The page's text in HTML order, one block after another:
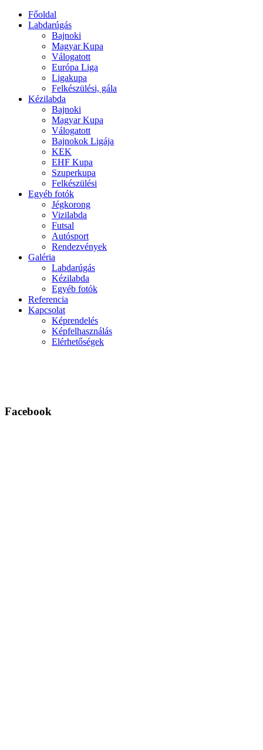
Főoldal
Labdarúgás
Bajnoki
Magyar Kupa
Válogatott
Európa Liga
Ligakupa
Felkészülési, gála
Kézilabda
Bajnoki
Magyar Kupa
Válogatott
Bajnokok Ligája
KEK
EHF Kupa
Szuperkupa
Felkészülési
Egyéb fotók
Jégkorong
Vizilabda
Futsal
Autósport
Rendezvények
Galéria
Labdarúgás
Kézilabda
Egyéb fotók
Referencia
Kapcsolat
Képrendelés
Képfelhasználás
Elérhetőségek
Facebook